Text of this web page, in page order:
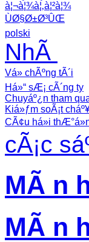
à¦¬à¦¾à¦‚à¦²à¦¾
ÙØ§Ø±Ø³ÛŒ
polski
NhÃ
Vá» chÃºng tÃ´i
Há»“ sÆ¡ cÃ´ng ty
Chuyáº¿n tham
Kiá»ƒm soÃ¡t
CÃ¢u há»i
cÃ¡c
MÃ n
MÃ n